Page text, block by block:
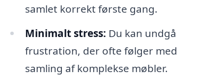
samlet korrekt første gang.
Minimalt stress: Du kan undgå
frustration, der ofte følger med
samling af komplekse møbler.